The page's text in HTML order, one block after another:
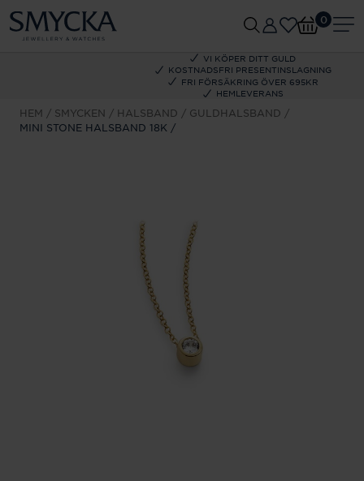
VI KÖPER DITT GULD
KOSTNADSFRI PRESENTINSLAGNING
FRI FÖRSÄKRING ÖVER 695KR
HEMLEVERANS
0
HEM SMYCKEN HALSBAND
GULDHALSBAND
MINI STONE HALSBAND 18K